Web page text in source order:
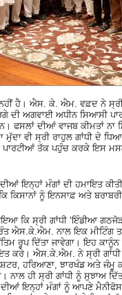
ਹੈ। ਐਸ. ਕੇ. ਐਮ. ਵਫ਼ਦ ਨੇ
ਦੀ ਅਗਵਾਈ ਅਧੀਨ ਸਿਆਸੀ
ਫਸਲਾਂ ਦੀਆਂ ਵਾਜਬ ਕੀਮਤਾਂ ਨਾ
ਵੀ ਸ੍ਰੀ ਰਾਹੁਲ ਗਾਂਧੀ ਦੇ
ਪਾਰਟੀਆਂ ਤੱਕ ਪਹੁੰਚ ਕਰਕੇ ਇਸ
ਇਨ੍ਹਾਂ ਮੰਗਾਂ ਦੀ ਹਮਾਇਤ
ਕਿਸਾਨਾਂ ਨੂੰ ਇਨਸਾਫ਼ ਅਤੇ
ਕਿ ਸ੍ਰੀ ਗਾਂਧੀ ‘ਇੰਡੀਆ
ਐਸ.ਕੇ.ਐਮ. ਨਾਲ ਇਕ ਮੀਟਿੰਗ
ਰੂਪ ਦਿੱਤਾ ਜਾਵੇਗਾ। ਇਹ
ਕਰੇ। ਐਸ.ਕੇ.ਐਮ. ਨੇ ਸ੍ਰੀ
ਹਰਿਆਣਾ, ਝਾਰਖੰਡ ਅਤੇ ਜੰਮੂ
ਨਾਲ ਹੀ ਸ੍ਰੀ ਗਾਂਧੀ ਨੂੰ
ਦੀਆਂ ਇਨ੍ਹਾਂ ਮੰਗਾਂ ਨੂੰ ਆਪਣੇ